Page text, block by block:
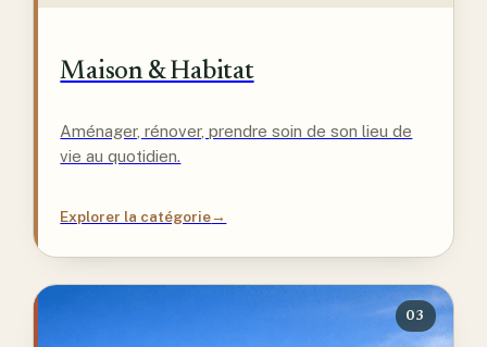
Maison & Habitat
Aménager, rénover, prendre soin de son lieu de
vie au quotidien.
Explorer la catégorie→
03